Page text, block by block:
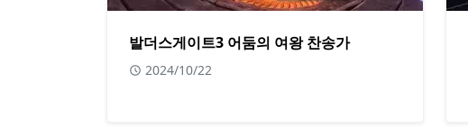
발더스게이트3 어둠의 여왕 찬송가
2024/10/22